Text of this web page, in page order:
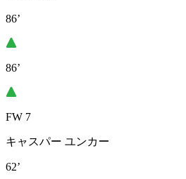
86’
86’
FW 7
キャスパー ユンカー
62’